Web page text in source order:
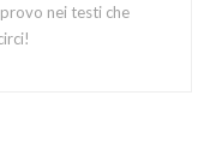
nei testi che